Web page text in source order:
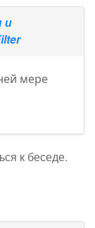
и
мере
к беседе.